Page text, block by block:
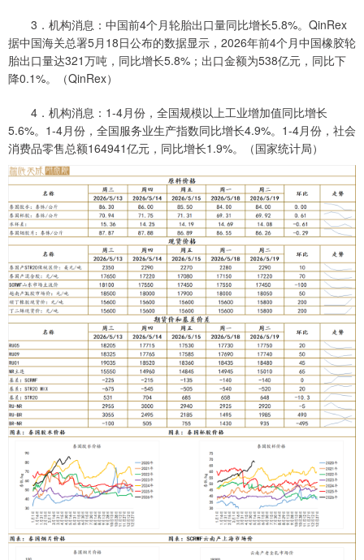
3．机构消息：中国前4个月轮胎出口量同比增长5.8%。QinRex
据中国海关总署5月18日公布的数据显示，2026年前4个月中国橡胶轮
胎出口量达321万吨，同比增长5.8%；出口金额为538亿元，同比下
降0.1%。（QinRex）
4．机构消息：1-4月份，全国规模以上工业增加值同比增长
5.6%。1-4月份，全国服务业生产指数同比增长4.9%。1-4月份，社会
消费品零售总额164941亿元，同比增长1.9%。（国家统计局）